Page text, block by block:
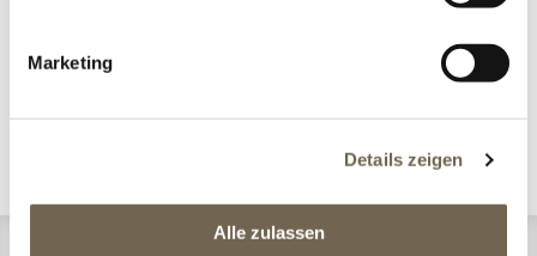
Marketing
Details zeigen
Alle zulassen
BLOG ARCHIV
POPULÄRE BLOG TAGS